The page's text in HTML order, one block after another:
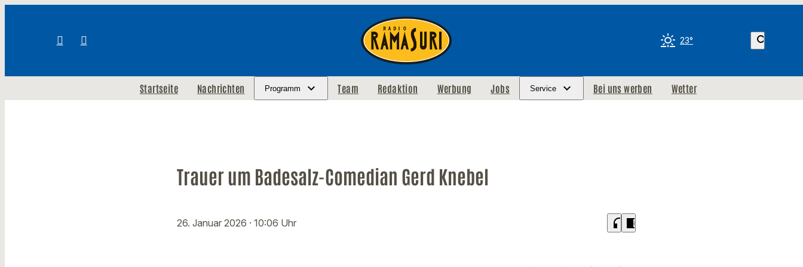
23° search
Startseite Nachrichten Programm Team Redaktion Werbung Jobs Service Bei uns werben Wetter
Trauer um Badesalz-Comedian Gerd Knebel
26. Januar 2026 · 10:06 Uhr headphones chrome_reader_mode